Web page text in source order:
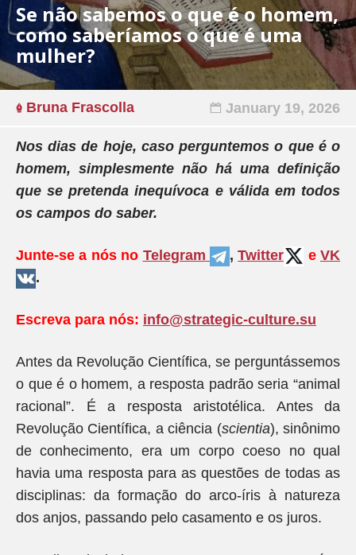
Se não sabemos o que é o homem,
como saberíamos o que é uma
mulher?
Bruna Frascolla January 19, 2026
Nos dias de hoje, caso perguntemos o que é o
homem, simplesmente não há uma definição
que se pretenda inequívoca e válida em todos
os campos do saber.
Junte-se a nós no Telegram ,Twitter e VK
.
Escreva para nós: info@strategic-culture.su
Antes da Revolução Científica, se perguntássemos
o que é o homem, a resposta padrão seria “animal
racional”. É a resposta aristotélica. Antes da
Revolução Científica, a ciência (scientia), sinônimo
de conhecimento, era um corpo coeso no qual
havia uma resposta para as questões de todas as
disciplinas: da formação do arco-íris à natureza
dos anjos, passando pelo casamento e os juros.